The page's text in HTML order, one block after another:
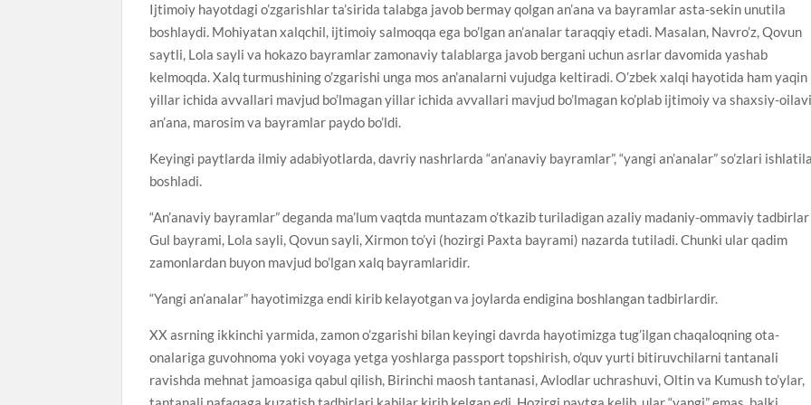
Ijtimoiy hayotdagi o’zgarishlar ta’sirida talabga javob bermay qolgan an’ana va bayramlar asta-sekin unutila
boshlaydi. Mohiyatan xalqchil, ijtimoiy salmoqqa ega bo’lgan an’analar taraqqiy etadi. Masalan, Navro’z, Qovun
saytli, Lola sayli va hokazo bayramlar zamonaviy talablarga javob bergani uchun asrlar davomida yashab
kelmoqda. Xalq turmushining o’zgarishi unga mos an’analarni vujudga keltiradi. O’zbek xalqi hayotida ham yaqin
yillar ichida avvallari mavjud bo’lmagan yillar ichida avvallari mavjud bo’lmagan ko’plab ijtimoiy va shaxsiy-
an’ana, marosim va bayramlar paydo bo’ldi.
Keyingi paytlarda ilmiy adabiyotlarda, davriy nashrlarda “an’anaviy bayramlar”, “yangi an’analar” so’zlari ishlatila
boshladi.
“An’anaviy bayramlar” deganda ma’lum vaqtda muntazam o’tkazib turiladigan azaliy madaniy-ommaviy tadbirlar
Gul bayrami, Lola sayli, Qovun sayli, Xirmon to’yi (hozirgi Paxta bayrami) nazarda tutiladi. Chunki ular qadim
zamonlardan buyon mavjud bo’lgan xalq bayramlaridir.
“Yangi an’analar” hayotimizga endi kirib kelayotgan va joylarda endigina boshlangan tadbirlardir.
XX asrning ikkinchi yarmida, zamon o’zgarishi bilan keyingi davrda hayotimizga tug’ilgan chaqaloqning ota-
onalariga guvohnoma yoki voyaga yetga yoshlarga passport topshirish, o’quv yurti bitiruvchilarni tantanali
ravishda mehnat jamoasiga qabul qilish, Birinchi maosh tantanasi, Avlodlar uchrashuvi, Oltin va Kumush to’ylar,